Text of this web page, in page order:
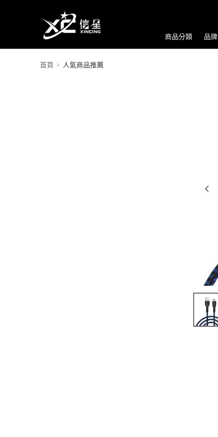
商品分類 品
首頁 人氣商品推薦